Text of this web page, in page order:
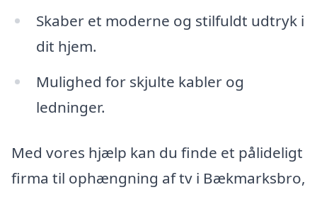
Skaber et moderne og stilfuldt udtryk i
dit hjem.
Mulighed for skjulte kabler og
ledninger.
Med vores hjælp kan du finde et pålideligt
firma til ophængning af tv i Bækmarksbro,